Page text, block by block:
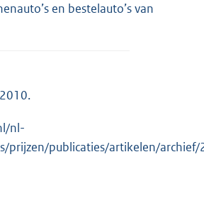
en bestelauto’s van
nl-
prijzen/publicaties/artikelen/